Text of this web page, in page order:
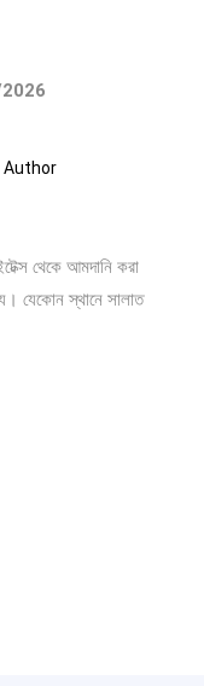
Author
থেকে আমদানি করা
যেকোন স্থানে সালাত